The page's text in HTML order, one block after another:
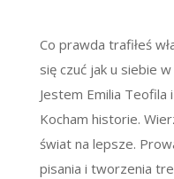
Co prawda trafiłeś
się czuć jak u siebie
Jestem Emilia Teofila
Kocham historie.
świat na lepsze.
pisania i tworzenia